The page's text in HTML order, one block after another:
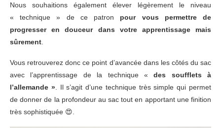
Nous souhaitions également élever légèrement le niveau
« technique » de ce patron pour vous permettre de
progresser en douceur dans votre apprentissage mais
sûrement
Vous retrouverez donc ce point d’avancée dans les côtés du sac
avec l’apprentissage de la technique «des soufflets à
l’allemande ». Il s’agit d’une technique très simple qui permet
de donner de la profondeur au sac tout en apportant une finition
très sophistiquée 😍.